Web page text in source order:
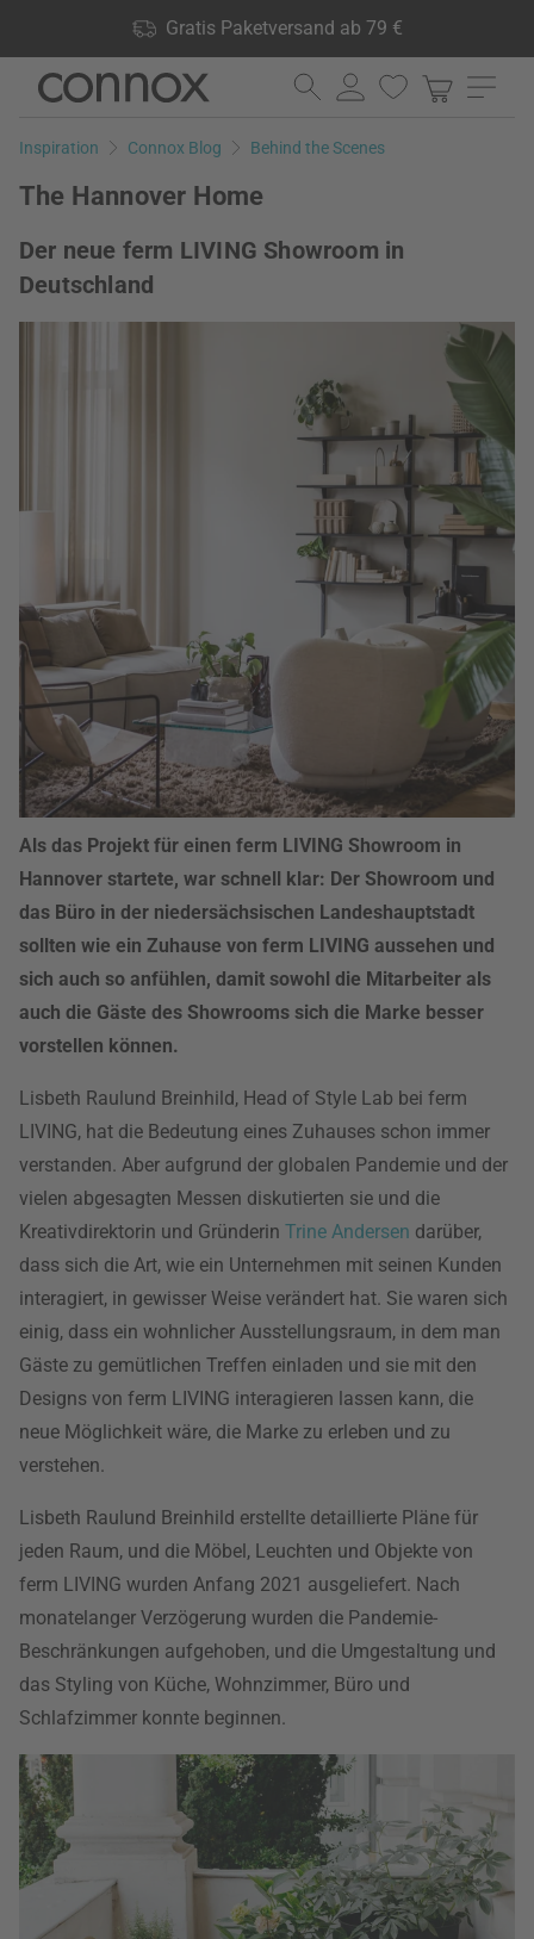
Gratis Paketversand ab 79 €
lagernd, 60 Tage Rückgaberecht
Direkt
Seiteninhalt
Direkt
Suchfeld
Inspiration Connox Blog Behind the Scenes
The Hannover Home
Der neue ferm LIVING Showroom in
Deutschland
Als das Projekt für einen ferm LIVING Showroom in
Hannover startete, war schnell klar: Der Showroom und
das Büro in der niedersächsischen Landeshauptstadt
sollten wie ein Zuhause von ferm LIVING aussehen und
sich auch so anfühlen, damit sowohl die Mitarbeiter als
auch die Gäste des Showrooms sich die Marke besser
vorstellen können.
Lisbeth Raulund Breinhild, Head of Style Lab bei ferm
LIVING, hat die Bedeutung eines Zuhauses schon immer
verstanden. Aber aufgrund der globalen Pandemie und der
vielen abgesagten Messen diskutierten sie und die
Kreativdirektorin und Gründerin Trine Andersen darüber,
dass sich die Art, wie ein Unternehmen mit seinen Kunden
interagiert, in gewisser Weise verändert hat. Sie waren sich
einig, dass ein wohnlicher Ausstellungsraum, in dem man
Gäste zu gemütlichen Treffen einladen und sie mit den
Designs von ferm LIVING interagieren lassen kann, die
neue Möglichkeit wäre, die Marke zu erleben und zu
verstehen.
Lisbeth Raulund Breinhild erstellte detaillierte Pläne für
jeden Raum, und die Möbel, Leuchten und Objekte von
ferm LIVING wurden Anfang 2021 ausgeliefert. Nach
monatelanger Verzögerung wurden die Pandemie-
Beschränkungen aufgehoben, und die Umgestaltung und
das Styling von Küche, Wohnzimmer, Büro und
Schlafzimmer konnte beginnen.